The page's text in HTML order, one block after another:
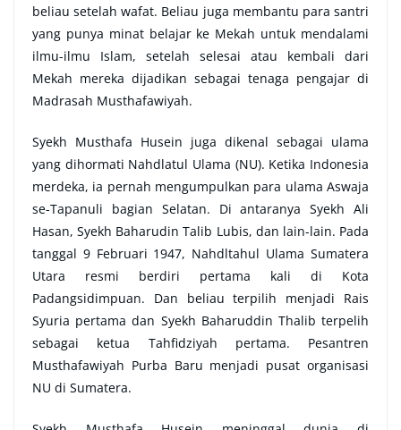
beliau setelah wafat. Beliau juga membantu para santri
yang punya minat belajar ke Mekah untuk mendalami
ilmu-ilmu Islam, setelah selesai atau kembali dari
Mekah mereka dijadikan sebagai tenaga pengajar di
Madrasah Musthafawiyah.
Syekh Musthafa Husein juga dikenal sebagai ulama
yang dihormati Nahdlatul Ulama (NU). Ketika Indonesia
merdeka, ia pernah mengumpulkan para ulama Aswaja
se-Tapanuli bagian Selatan. Di antaranya Syekh Ali
Hasan, Syekh Baharudin Talib Lubis, dan lain-lain. Pada
tanggal 9 Februari 1947, Nahdltahul Ulama Sumatera
Utara resmi berdiri pertama kali di Kota
Padangsidimpuan. Dan beliau terpilih menjadi Rais
Syuria pertama dan Syekh Baharuddin Thalib terpelih
sebagai ketua Tahfidziyah pertama. Pesantren
Musthafawiyah Purba Baru menjadi pusat organisasi
NU di Sumatera.